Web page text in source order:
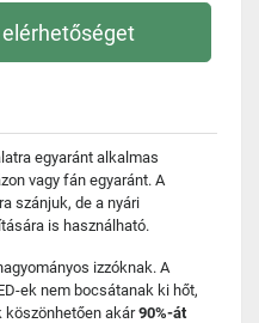
egyaránt alkalmas
vagy fán egyaránt. A
szánjuk, de a nyári
is használható.
izzóknak. A
ek nem bocsátanak ki hőt,
köszönhetően akár90%-át